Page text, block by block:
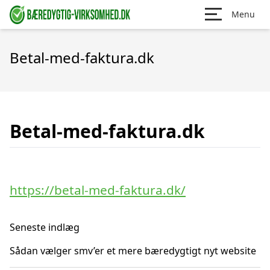
Menu
Betal-med-faktura.dk
Betal-med-faktura.dk
https://betal-med-faktura.dk/
Seneste indlæg
Sådan vælger smv’er et mere bæredygtigt nyt website